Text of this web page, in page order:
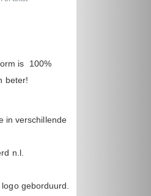
is 100%
beter!
in verschillende
n.l.
geborduurd.